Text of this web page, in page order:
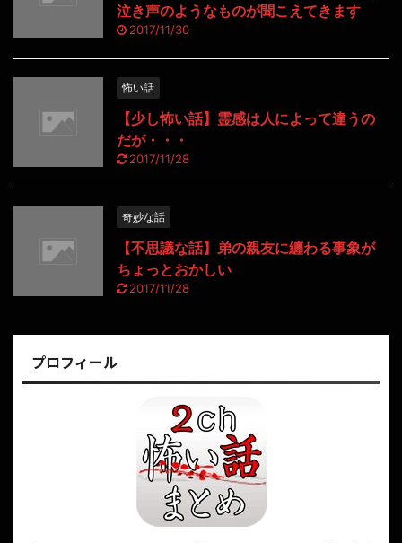
泣き声のようなものが聞こえてきます
2017/11/30
怖い話
【少し怖い話】霊感は人によって違うの
だが・・・
2017/11/28
奇妙な話
【不思議な話】弟の親友に纏わる事象が
ちょっとおかしい
2017/11/28
プロフィール